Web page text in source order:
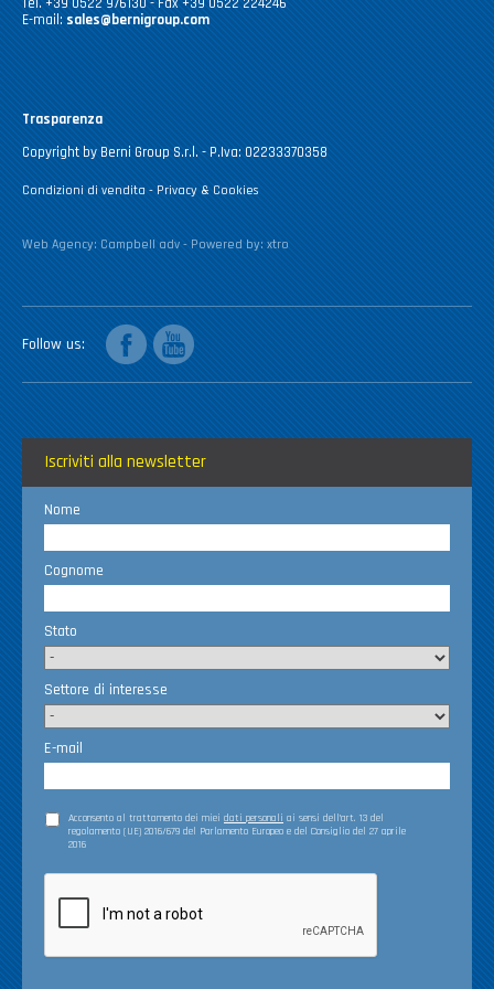
E-mail: sales@bernigroup.com
Trasparenza
Copyright by Berni Group S.r.l. - P.Iva: 02233370358
Condizioni di vendita - Privacy & Cookies
Web Agency: Campbell adv - Powered by: xtro
Follow us
facebookyoutube
Iscriviti alla newsletter
Nome
Cognome
Stato
Settore di interesse
E-mail
Acconsento al trattamento dei miei dati personali ai sensi dell’art. 13 del
regolamento (UE) 2016/679 del Parlamento Europeo e del Consiglio del 27 aprile
2016